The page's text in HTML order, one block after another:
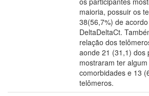
maioria, possuir os
38(56,7%) de
DeltaDeltaCt.
relação dos
aonde 21 (31,1) dos
mostraram ter
comorbidades e 13
telômeros.